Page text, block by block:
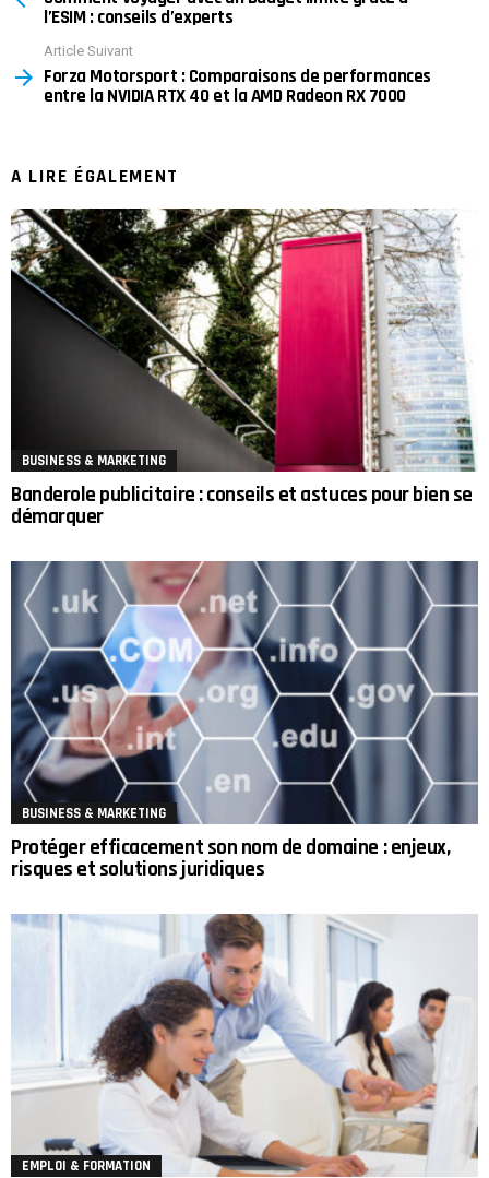
l’ESIM : conseils d’experts
Article Suivant
Forza Motorsport : Comparaisons de performances
entre la NVIDIA RTX 40 et la AMD Radeon RX 7000
A LIRE ÉGALEMENT
BUSINESS & MARKETING
Banderole publicitaire : conseils et astuces pour bien se
démarquer
BUSINESS & MARKETING
Protéger efficacement son nom de domaine : enjeux,
risques et solutions juridiques
EMPLOI & FORMATION